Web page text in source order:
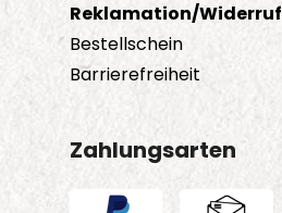
Reklamation/Widerruf
Bestellschein
Barrierefreiheit
Zahlungsarten